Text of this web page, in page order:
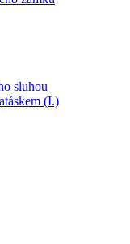
sluhou
(I.)